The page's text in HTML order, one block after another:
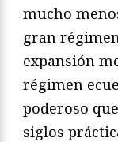
mucho
gran
expansión
régimen
poderoso
siglos